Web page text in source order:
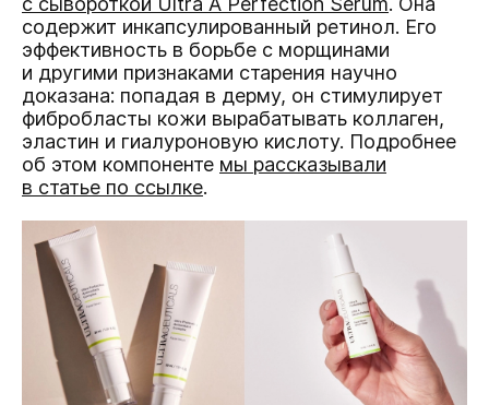
содержит инкапсулированный ретинол. Его
эффективность в борьбе c морщинами
и другими признаками старения научно
доказана: попадая в дерму, он стимулирует
фибробласты кожи вырабатывать коллаген,
эластин и гиалуроновую кислоту. Подробнее
об этом компоненте мы рассказывали
в статье по ссылке.